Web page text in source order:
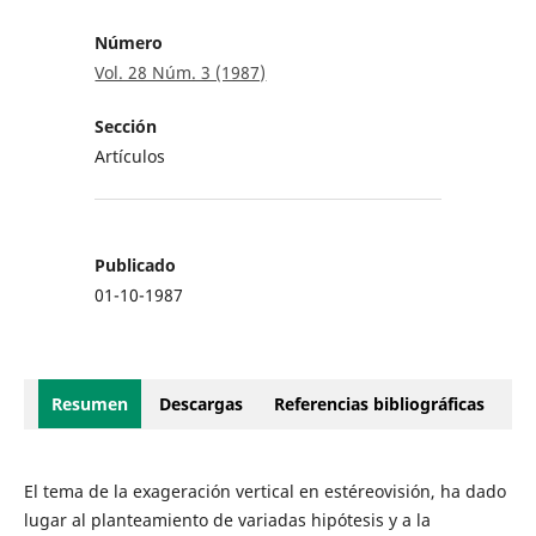
Número
Vol. 28 Núm. 3 (1987)
Sección
Artículos
Publicado
01-10-1987
Resumen Descargas Referencias bibliográficas
El tema de la exageración vertical en estéreovisión, ha dado
lugar al planteamiento de variadas hipótesis y a la